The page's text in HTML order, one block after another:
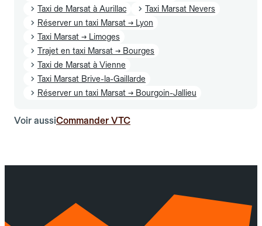
Taxi de Marsat à Aurillac
Taxi Marsat Nevers
Réserver un taxi Marsat → Lyon
Taxi Marsat → Limoges
Trajet en taxi Marsat → Bourges
Taxi de Marsat à Vienne
Taxi Marsat Brive-la-Gaillarde
Réserver un taxi Marsat → Bourgoin-Jallieu
Voir aussiCommander VTC